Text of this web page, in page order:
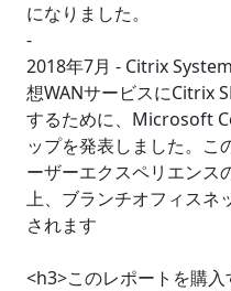
になりました。
-
2018年7月 - Citrix
想WANサービスにCitrix
するために、Microsoft
ップを発表しました。こ
ーザーエクスペリエンス
上、ブランチオフィスネ
されます
<h3>このレポートを購